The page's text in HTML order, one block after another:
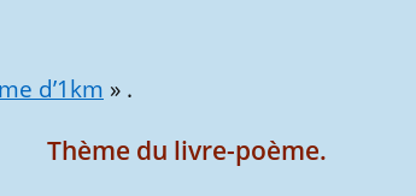
d’1km » .
Thème du livre-poème.